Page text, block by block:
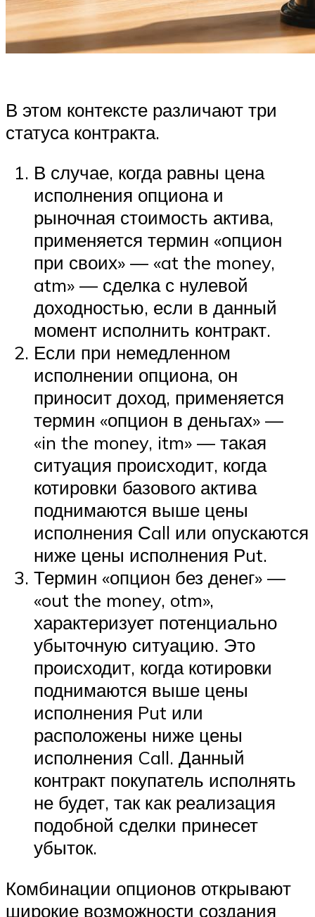
В этом контексте различают три
статуса контракта.
В случае, когда равны цена
исполнения опциона и
рыночная стоимость актива,
применяется термин «опцион
при своих» — «at the money,
atm» — сделка с нулевой
доходностью, если в данный
момент исполнить контракт.
Если при немедленном
исполнении опциона, он
приносит доход, применяется
термин «опцион в деньгах» —
«in the money, itm» — такая
ситуация происходит, когда
котировки базового актива
поднимаются выше цены
исполнения Сall или опускаются
ниже цены исполнения Рut.
Термин «опцион без денег» —
«out the money, otm»,
характеризует потенциально
убыточную ситуацию. Это
происходит, когда котировки
поднимаются выше цены
исполнения Put или
расположены ниже цены
исполнения Call. Данный
контракт покупатель исполнять
не будет, так как реализация
подобной сделки принесет
убыток.
Комбинации опционов открывают
широкие возможности создания